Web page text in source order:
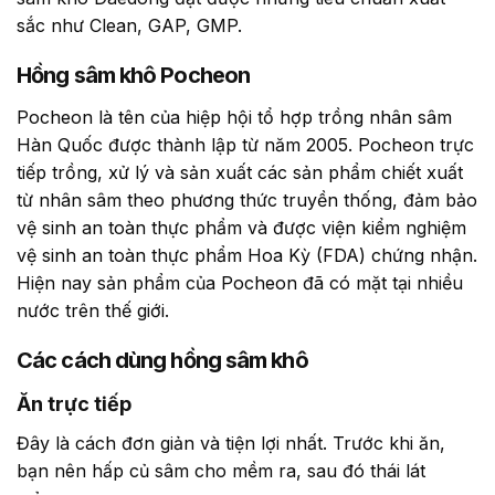
sắc như Clean, GAP, GMP.
Hồng sâm khô Pocheon
Pocheon là tên của hiệp hội tổ hợp trồng nhân sâm
Hàn Quốc được thành lập từ năm 2005. Pocheon trực
tiếp trồng, xử lý và sản xuất các sản phẩm chiết xuất
từ nhân sâm theo phương thức truyền thống, đảm bảo
vệ sinh an toàn thực phẩm và được viện kiểm nghiệm
vệ sinh an toàn thực phẩm Hoa Kỳ (FDA) chứng nhận.
Hiện nay sản phẩm của Pocheon đã có mặt tại nhiều
nước trên thế giới.
Các cách dùng hồng sâm khô
Ăn trực tiếp
Đây là cách đơn giản và tiện lợi nhất. Trước khi ăn,
bạn nên hấp củ sâm cho mềm ra, sau đó thái lát